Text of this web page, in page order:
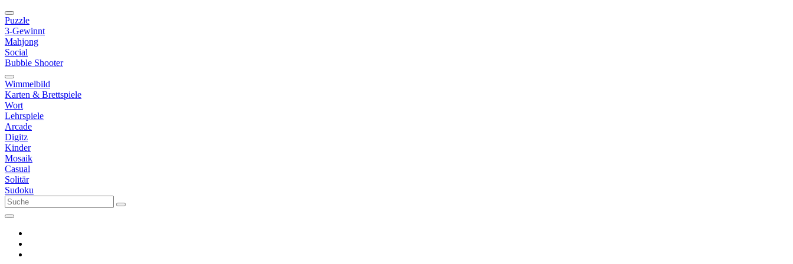
Puzzle
3-Gewinnt
Mahjong
Social
Bubble Shooter
Wimmelbild
Karten & Brettspiele
Wort
Lehrspiele
Arcade
Digitz
Kinder
Mosaik
Casual
Solitär
Sudoku